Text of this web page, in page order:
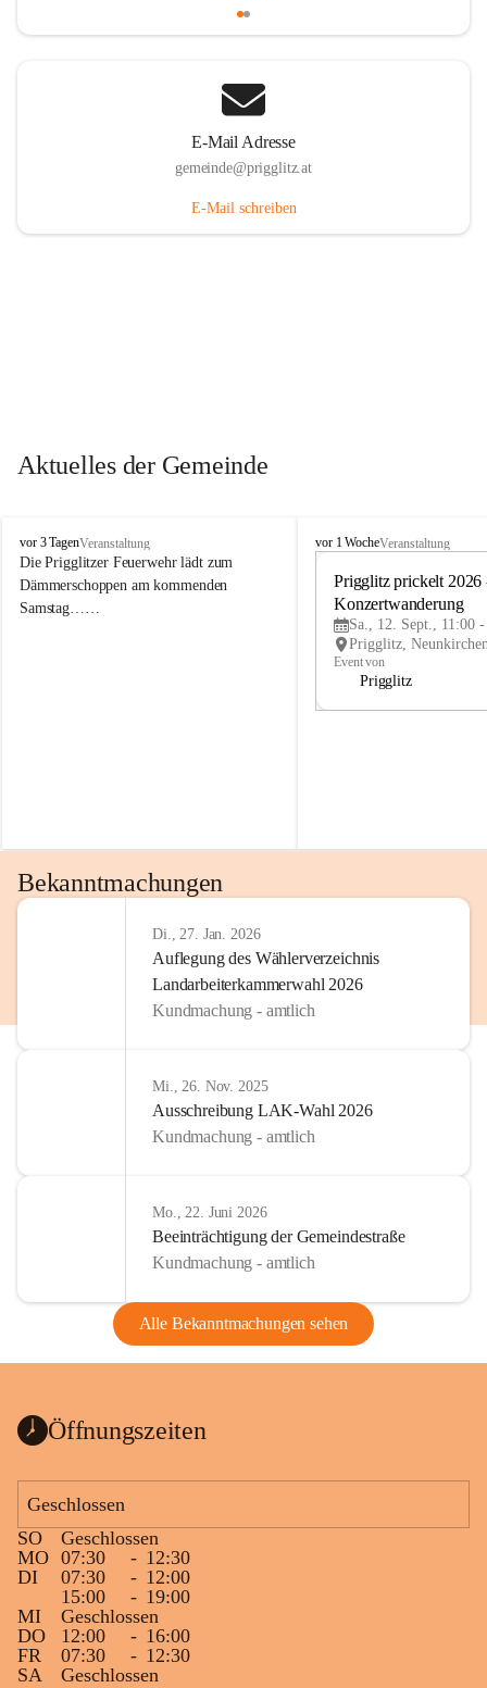
E-Mail Adresse
gemeinde@prigglitz.at
E-Mail schreiben
Aktuelles der Gemeinde
P
r
i
g
vor 3 TagenVeranstaltung
Die Prigglitzer Feuerwehr lädt zum
Dämmerschoppen am kommenden
Samstag……
P
vor 1 WocheVeranstaltung
Prigglitz prickelt 2026
Konzertwanderung
Sa., 12. Sept., 11:00
Event von
Prigglitz
Bekanntmachungen
Di., 27. Jan. 2026
Auflegung des Wählerverzeichnis
Landarbeiterkammerwahl 2026
Kundmachung - amtlich
Mi., 26. Nov. 2025
Ausschreibung LAK-Wahl 2026
Kundmachung - amtlich
Mo., 22. Juni 2026
Beeinträchtigung der Gemeindestraße
Kundmachung - amtlich
Alle Bekanntmachungen sehen
Öffnungszeiten
Geschlossen
SO
Geschlossen
MO 07:30 - 12:30
DI
07:30 - 12:00
15:00
- 19:00
MI
Geschlossen
DO
12:00 - 16:00
FR
07:30 - 12:30
SA
Geschlossen